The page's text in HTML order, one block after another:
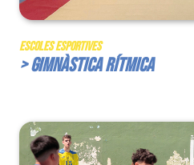
Escoles Esportives
> Gimnàstica Rítmica